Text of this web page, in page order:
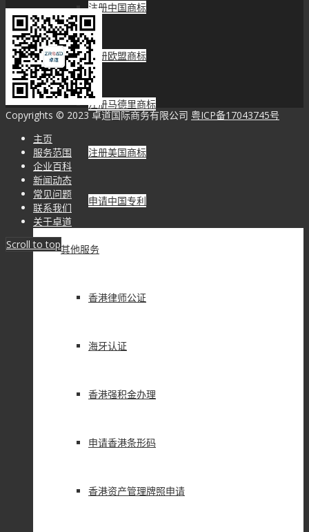
注册中国商标
注册欧盟商标
注册马德里商标
注册美国商标
申请中国专利
其他服务
香港律师公证
海牙认证
香港强积金办理
申请香港条形码
香港资产管理牌照申请
Copyrights © 2023 卓道国际商务有限公司 粤ICP备17043745号
主页
服务范围
企业百科
新闻动态
常见问题
联系我们
关于卓道
Scroll to top